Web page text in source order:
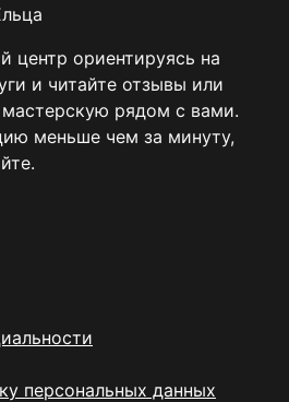
центр ориентируясь на
и читайте отзывы или
рядом с вами.
меньше чем за минуту,
персональных данных